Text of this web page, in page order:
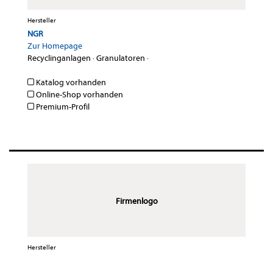
Hersteller
NGR
Zur Homepage
Recyclinganlagen ·Granulatoren ·
Katalog vorhanden
Online-Shop vorhanden
Premium-Profil
Firmenlogo
Hersteller